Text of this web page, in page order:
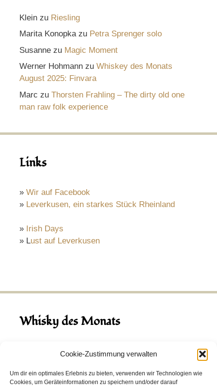
Cookie-Zustimmung verwalten
Um dir ein optimales Erlebnis zu bieten, verwenden wir Technologien wie
Cookies, um Geräteinformationen zu speichern und/oder darauf
Klein zu Riesling
Marita Konopkazu Petra Sprenger solo
Susanne zu Magic Moment
Werner Hohmann zu Whiskey des Monats
August 2025: Finvara
Marc zu Thorsten Frahling – The dirty old one
man raw folk experience
Links
» Wir auf Facebook
» Leverkusen, ein starkes Stück Rheinland
» Irish Days
» Lust auf Leverkusen
Whisky des Monats
August 2026
Hinch Double Wood
Destillerie:Hinch(Irland)